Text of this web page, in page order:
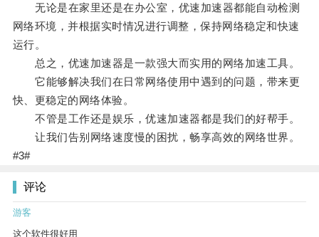
无论是在家里还是在办公室，优速加速器都能自动检测
网络环境，并根据实时情况进行调整，保持网络稳定和快速
运行。
总之，优速加速器是一款强大而实用的网络加速工具。
它能够解决我们在日常网络使用中遇到的问题，带来更
快、更稳定的网络体验。
不管是工作还是娱乐，优速加速器都是我们的好帮手。
让我们告别网络速度慢的困扰，畅享高效的网络世界。
#3#
评论
游客
这个软件很好用